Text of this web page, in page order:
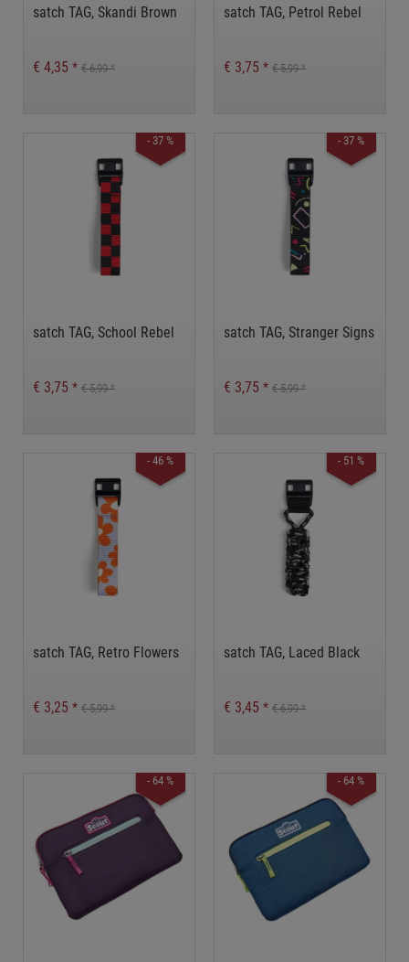
satch TAG, Skandi Brown
€ 4,35 * € 6,99*
satch TAG, Petrol Rebel
€ 3,75 * € 5,99*
- 37 %
satch TAG, School Rebel
€ 3,75 * € 5,99*
- 37 %
satch TAG, Stranger Signs
€ 3,75 * € 5,99*
- 46 %
satch TAG, Retro Flowers
€ 3,25 * € 5,99*
- 51 %
satch TAG, Laced Black
€ 3,45 * € 6,99*
- 64 % - 64 %